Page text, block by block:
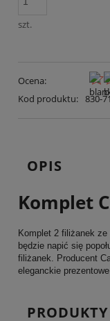
szt.
Ocena:
Kod produktu: 830-
OPIS
Komplet
Komplet 2 filiżanek
będzie napić się
filiżanek. Producent
eleganckie prezentowe